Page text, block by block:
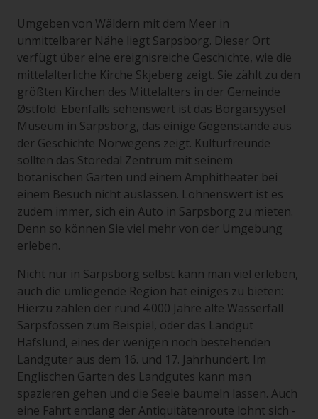
Umgeben von Wäldern mit dem Meer in
unmittelbarer Nähe liegt Sarpsborg. Dieser Ort
verfügt über eine ereignisreiche Geschichte, wie die
mittelalterliche Kirche Skjeberg zeigt. Sie zählt zu den
größten Kirchen des Mittelalters in der Gemeinde
Østfold. Ebenfalls sehenswert ist das Borgarsyysel
Museum in Sarpsborg, das einige Gegenstände aus
der Geschichte Norwegens zeigt. Kulturfreunde
sollten das Storedal Zentrum mit seinem
botanischen Garten und einem Amphitheater bei
einem Besuch nicht auslassen. Lohnenswert ist es
zudem immer, sich ein Auto in Sarpsborg zu mieten.
Denn so können Sie viel mehr von der Umgebung
erleben.
Nicht nur in Sarpsborg selbst kann man viel erleben,
auch die umliegende Region hat einiges zu bieten:
Hierzu zählen der rund 4.000 Jahre alte Wasserfall
Sarpsfossen zum Beispiel, oder das Landgut
Hafslund, eines der wenigen noch bestehenden
Landgüter aus dem 16. und 17. Jahrhundert. Im
Englischen Garten des Landgutes kann man
spazieren gehen und die Seele baumeln lassen. Auch
eine Fahrt entlang der Antiquitätenroute lohnt sich -